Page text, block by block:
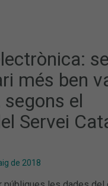
més ben
el
Servei
de 2018